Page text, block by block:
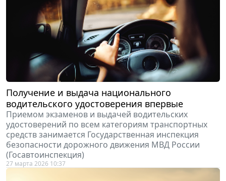
Получение и выдача национального
водительского удостоверения впервые
Приемом экзаменов и выдачей водительских
удостоверений по всем категориям транспортных
средств занимается Государственная инспекция
безопасности дорожного движения МВД России
(Госавтоинспекция)
27 марта 2026 10:37